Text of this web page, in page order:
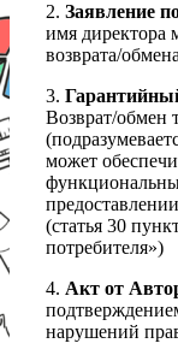
2. Заявление
имя директора
возврата/
3.
Возврат/обмен
может
(статья 30
потребителя»)
4. Акт от
нарушений